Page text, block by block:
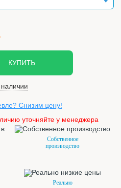
КУПИТЬ
Снизим цену!
уточняйте у менеджера
Собственное
производство
Реально